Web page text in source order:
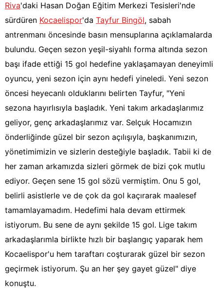
Riva'daki Hasan Doğan Eğitim Merkezi Tesisleri'nde
sürdüren Kocaelispor'da Tayfur Bingöl, sabah
antrenmanı öncesinde basın mensuplarına açıklamalarda
bulundu. Geçen sezon yeşil-siyahlı forma altında sezon
başı ifade ettiği 15 gol hedefine yaklaşamayan deneyimli
oyuncu, yeni sezon için aynı hedefi yineledi. Yeni sezon
öncesi heyecanlı olduklarını belirten Tayfur, "Yeni
sezona hayırlısıyla başladık. Yeni takım arkadaşlarımız
geliyor, genç arkadaşlarımız var. Selçuk Hocamızın
önderliğinde güzel bir sezon açılışıyla, başkanımızın,
yönetimimizin ve sizlerin desteğiyle başladık. Tabii ki de
her zaman arkamızda sizleri görmek de bizi çok mutlu
ediyor. Geçen sene 15 gol sözü vermiştim. Onu 5 gol,
belirli asistlerle ve de çok da gol kaçırarak maalesef
tamamlayamadım. Hedefimi hala devam ettirmek
istiyorum. Bu sene de aynı şekilde 15 gol. Lige takım
arkadaşlarımla birlikte hızlı bir başlangıç yaparak hem
Kocaelispor'u hem taraftarı coşturarak güzel bir sezon
geçirmek istiyorum. Şu an her şey gayet güzel" diye
konuştu.